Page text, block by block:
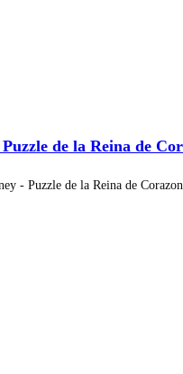
de la Reina de